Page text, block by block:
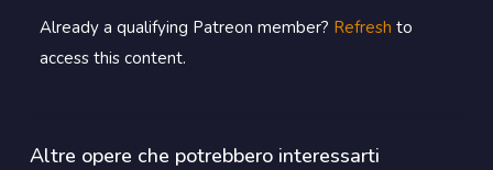
Already a qualifying Patreon member? Refresh to
access this content.
Altre opere che potrebbero interessarti